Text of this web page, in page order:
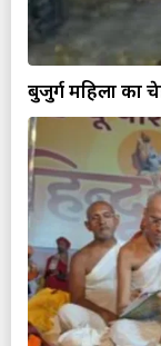
बुजुर्ग महिला का